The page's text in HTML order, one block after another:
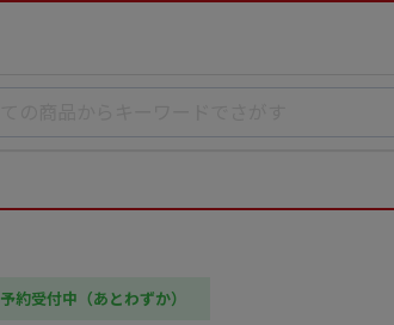
予約受付中（あとわずか）